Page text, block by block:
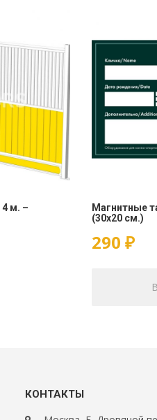
4 м. –
Магнитные
(30х20 см.)
290 ₽
КОНТАКТЫ